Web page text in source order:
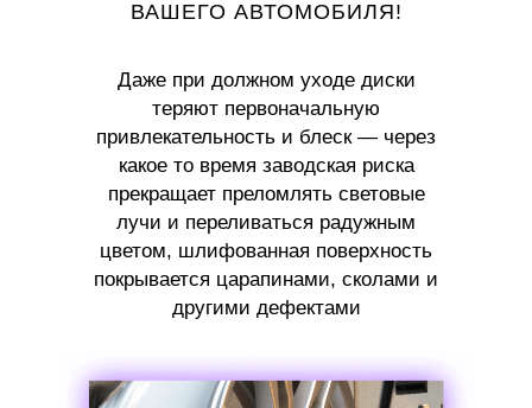
ВАШЕГО АВТОМОБИЛЯ!
Даже при должном уходе диски
теряют первоначальную
привлекательность и блеск — через
какое то время заводская риска
прекращает преломлять световые
лучи и переливаться радужным
цветом, шлифованная поверхность
покрывается царапинами, сколами и
другими дефектами